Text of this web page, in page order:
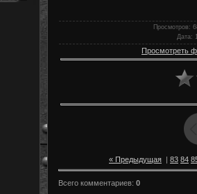
Просмотров:
Дата:
Просмотреть
« Предыдущая | 83 84
Всего комментариев: 0